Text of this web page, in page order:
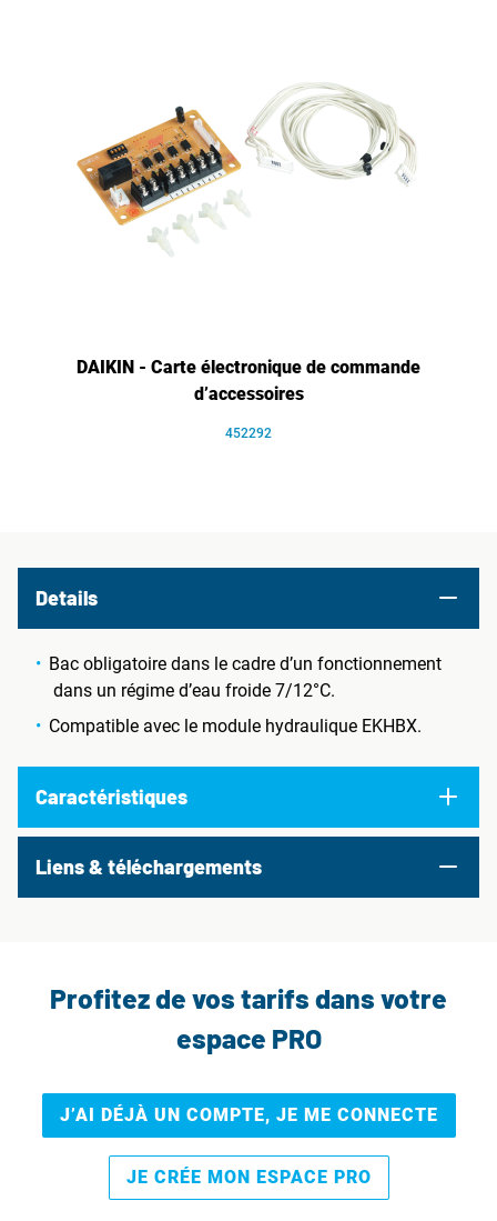
DAIKIN - Carte électronique de commande
d’accessoires
452292
Details
Bac obligatoire dans le cadre d’un fonctionnement
dans un régime d’eau froide 7/12°C.
Compatible avec le module hydraulique EKHBX.
Caractéristiques
Liens & téléchargements
Profitez de vos tarifs dans votre
espace PRO
J’AI DÉJÀ UN COMPTE, JE ME CONNECTE
JE CRÉE MON ESPACE PRO